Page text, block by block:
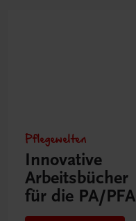
Pflegewelten
Innovative
Arbeitsbücher
für die PA/PFA